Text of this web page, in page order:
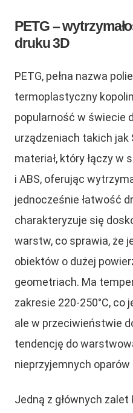
PETG –
druku 3D
PETG, pełna nazwa
termoplastyczny
popularność w świecie
urządzeniach takich
materiał, który łączy w
i ABS, oferując
jednocześnie łatwość
charakteryzuje się
warstw, co sprawia, że
obiektów o dużej
geometriach. Ma
zakresie 220-250°C, co
ale w przeciwieństwie
tendencję do
nieprzyjemnych
Jedną z głównych zalet